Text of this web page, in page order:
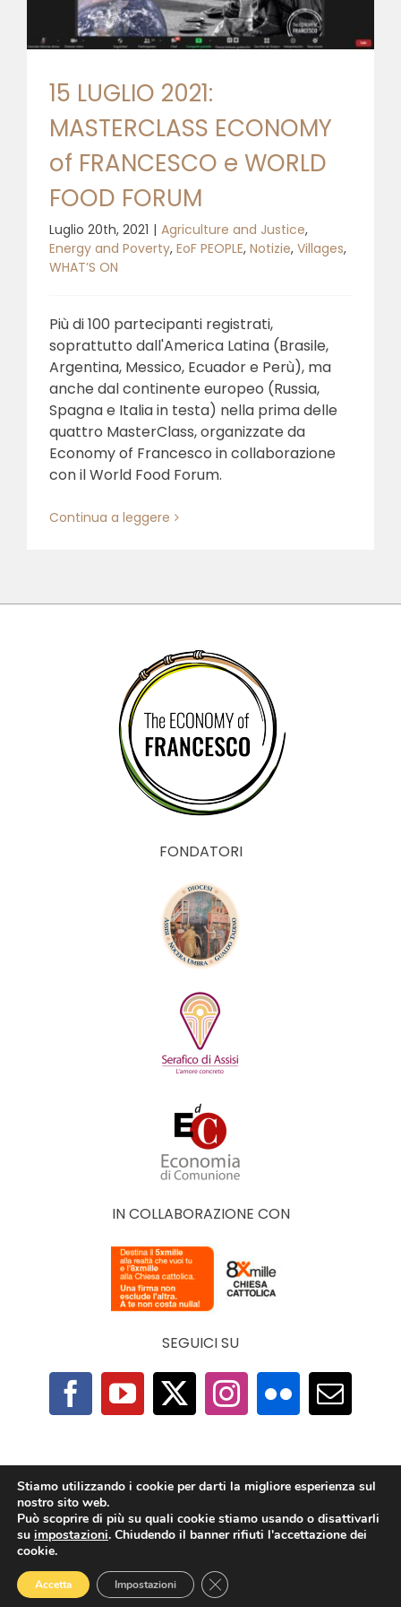
15 LUGLIO 2021:
MASTERCLASS ECONOMY
of FRANCESCO e WORLD
FOOD FORUM
Luglio 20th, 2021 | Agriculture and Justice,
Energy and Poverty, EoF PEOPLE, Notizie, Villages,
WHAT’S ON
Più di 100 partecipanti registrati,
soprattutto dall'America Latina (Brasile,
Argentina, Messico, Ecuador e Perù), ma
anche dal continente europeo (Russia,
Spagna e Italia in testa) nella prima delle
quattro MasterClass, organizzate da
Economy of Francesco in collaborazione
con il World Food Forum.
Continua a leggere
FONDATORI
IN COLLABORAZIONE CON
SEGUICI SU
F.A.Q.|Privacy Policy|Cookie Policy|Contatti
2025 © The Economy of Francesco Foundation |
All Rights Reserved | Powered by
Ecosystem
Stiamo utilizzando i cookie per darti la migliore esperienza sul
nostro sito web.
Può scoprire di più su quali cookie stiamo usando o disattivarli
su impostazioni. Chiudendo il banner rifiuti l'accettazione dei
cookie.
Accetta Impostazioni Close GDPR Cookie Banner